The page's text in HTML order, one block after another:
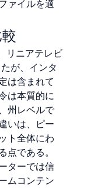
ァイルを適
リニアテレビ
が、インタ
は含まれて
は本質的に
州レベルで
いは、ピー
ト全体にわ
である。
ターでは信
ムコンテン